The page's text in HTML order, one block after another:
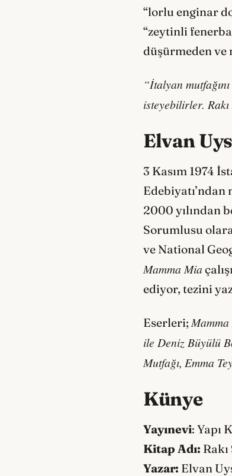
“lorlu enginar
“zeytinli
düşürmeden ve
“İtalyan
isteyebilirler. Rakı
Elvan
3 Kasım 1974
Edebiyatı’ndan
2000 yılından
Sorumlusu
ve National
Mamma Mia
ediyor, tezini
Eserleri;
ile Deniz Büyülü
Mutfağı, Emma
Künye
Yayınevi: Yapı
Kitap Adı:
Yazar: Elvan